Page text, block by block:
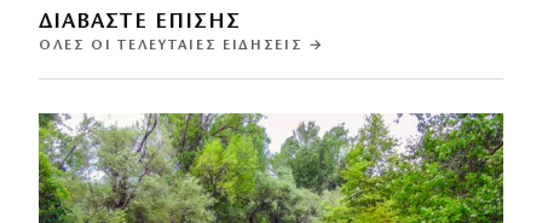
ΔΙΑΒΑΣΤΕ ΕΠΙΣΗΣ
ΌΛΕΣ ΟΙ ΤΕΛΕΥΤΑΊΕΣ ΕΙΔΉΣΕΙΣ →